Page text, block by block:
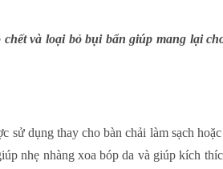
và loại bỏ bụi bẩn giúp mang lại
dụng thay cho bàn chải làm sạch hoặc
nhẹ nhàng xoa bóp da và giúp kích